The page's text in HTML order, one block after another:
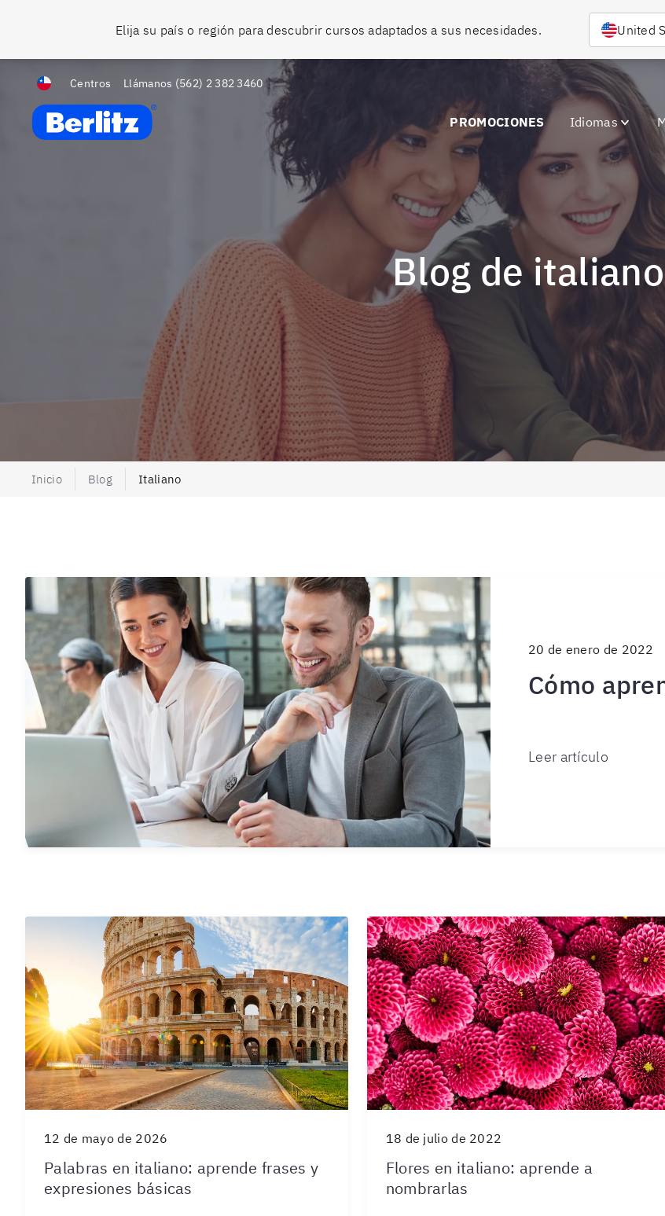
Elija su país o región para descubrir cursos adaptados a sus necesidades. United
Centros Llámanos (562) 2 382 3460
Berlitz Chile
PROMOCIONES Idiomas
Blog de italiano
Inicio Blog Italiano
20 de enero de 2022
Cómo
Leer artículo
12 de mayo de 2026
Palabras en italiano: aprende frases y
expresiones básicas
18 de julio de 2022
Flores en italiano: aprende a
nombrarlas